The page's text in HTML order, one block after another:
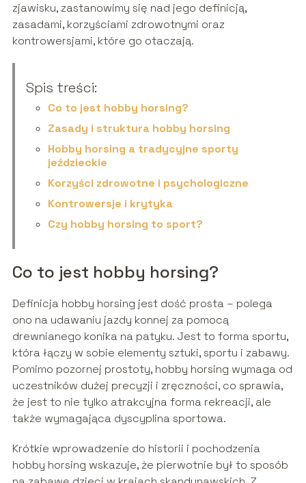
zjawisku, zastanowimy się nad jego definicją,
zasadami, korzyściami zdrowotnymi oraz
kontrowersjami, które go otaczają.
Spis treści:
Co to jest hobby horsing?
Zasady i struktura hobby horsing
Hobby horsing a tradycyjne sporty
jeździeckie
Korzyści zdrowotne i psychologiczne
Kontrowersje i krytyka
Czy hobby horsing to sport?
Co to jest hobby horsing?
Definicja hobby horsing jest dość prosta – polega
ono na udawaniu jazdy konnej za pomocą
drewnianego konika na patyku. Jest to forma sportu,
która łączy w sobie elementy sztuki, sportu i zabawy.
Pomimo pozornej prostoty, hobby horsing wymaga od
uczestników dużej precyzji i zręczności, co sprawia,
że jest to nie tylko atrakcyjna forma rekreacji, ale
także wymagająca dyscyplina sportowa.
Krótkie wprowadzenie do historii i pochodzenia
hobby horsing wskazuje, że pierwotnie był to sposób